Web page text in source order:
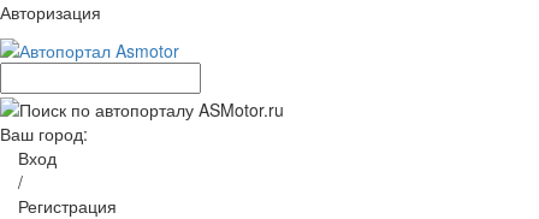
Авторизация
Ваш город:
Вход
/
Регистрация